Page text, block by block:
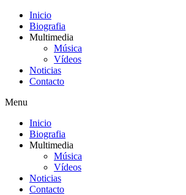
Inicio
Biografia
Multimedia
Música
Vídeos
Noticias
Contacto
Menu
Inicio
Biografia
Multimedia
Música
Vídeos
Noticias
Contacto